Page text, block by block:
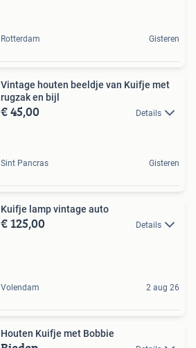
Rotterdam Gisteren
Vintage houten beeldje van Kuifje met
rugzak en bijl
€ 45,00 Details
Sint Pancras Gisteren
Kuifje lamp vintage auto
€ 125,00 Details
Volendam 2 aug 26
Houten Kuifje met Bobbie